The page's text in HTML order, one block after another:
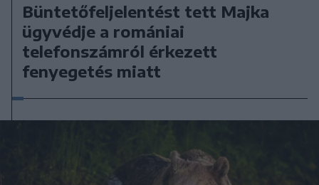
Büntetőfeljelentést tett Majka
ügyvédje a romániai
telefonszámról érkezett
fenyegetés miatt